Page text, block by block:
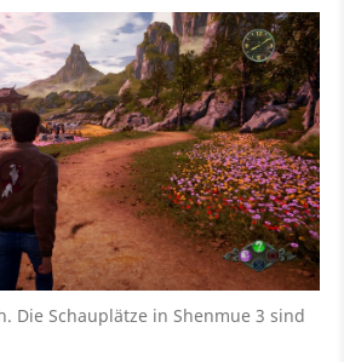
Die Schauplätze in Shenmue 3 sind